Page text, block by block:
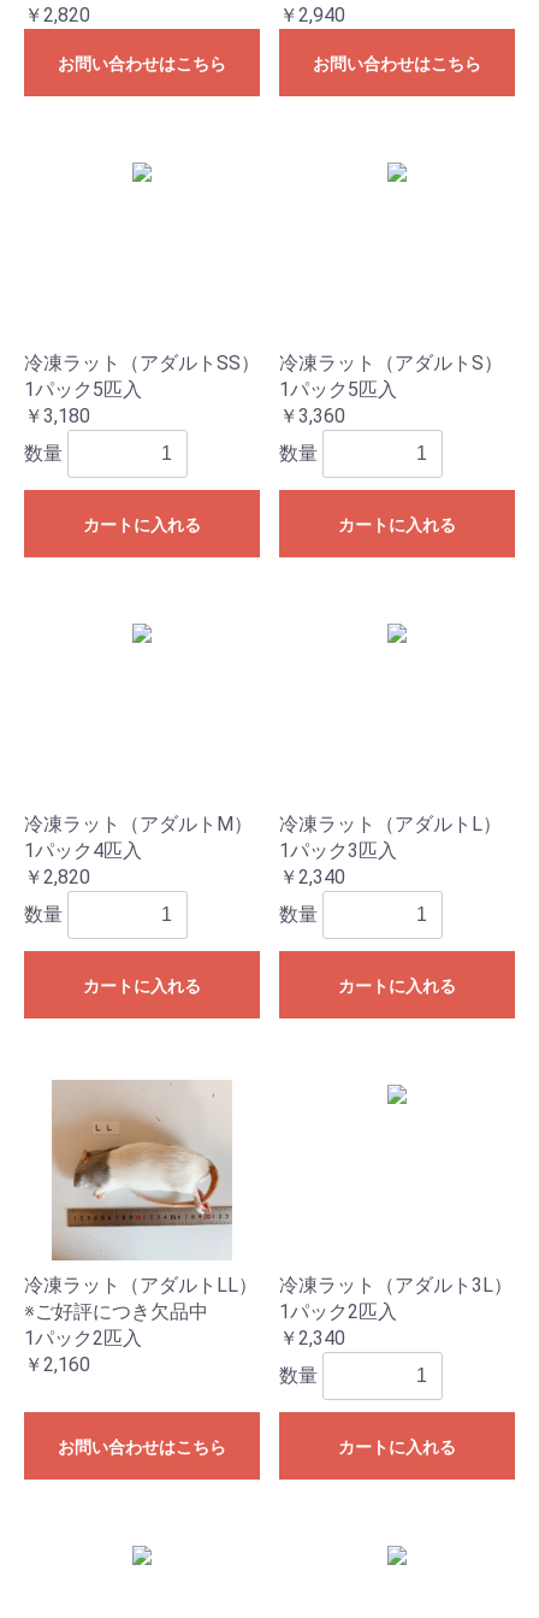
￥2,820
お問い合わせはこちら
￥2,940
お問い合わせはこちら
冷凍ラット（アダルトSS）
1パック5匹入
￥3,180
数量
カートに入れる
冷凍ラット（アダルトS）
1パック5匹入
￥3,360
数量
カートに入れる
冷凍ラット（アダルトM）
1パック4匹入
￥2,820
数量
カートに入れる
冷凍ラット（アダルトL）
1パック3匹入
￥2,340
数量
カートに入れる
冷凍ラット（アダルトLL）
※ご好評につき欠品中
1パック2匹入
￥2,160
お問い合わせはこちら
冷凍ラット（アダルト3L）
1パック2匹入
￥2,340
数量
カートに入れる
カートへ進む